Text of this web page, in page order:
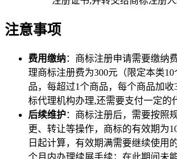
注意事项
费用缴纳：商标注册申请需要缴纳
理商标注册费为300元（限定本类
品，每超过1个商品，每个商品加收
标代理机构办理,还需要支付一定的
后续维护：商标注册后，需要按照
更、转让等操作，商标的有效期为
日起计算，有效期满需要继续使用
个月内办理续展手续；在此期间未